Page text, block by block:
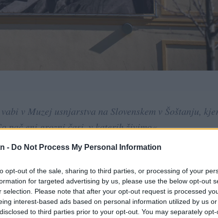
- Do Not Process My Personal Information
opt-out of the sale, sharing to third parties, or processing of your
for targeted advertising by us, please use the below opt-out
selection. Please note that after your opt-out request is processed
interest-based ads based on personal information utilized by us
to third parties prior to your opt-out. You may separately
v Muzej usnjarstva na Slovenskem v Šoštanju,
pač eni grozni časi, v katerih živimo«.
pisem iz fronte, ki jo pripravlja avtor razstave, dr.
Stanislava Hriberška iz Šaleške doline, ki je bil